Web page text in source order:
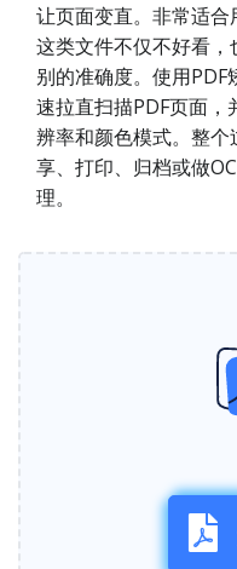
让页面变直。非常适合
这类文件不仅不好看，
别的准确度。使用
速拉直扫描PDF页面
辨率和颜色模式。整
享、打印、归档或做
理。